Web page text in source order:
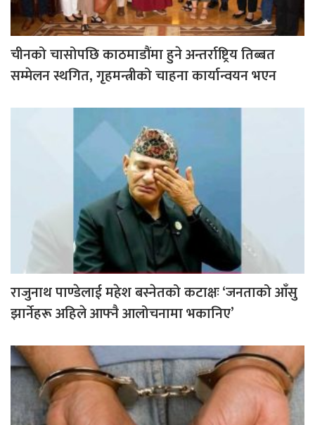
चीनको चासोपछि काठमाडौंमा हुने अन्तर्राष्ट्रिय तिब्बत
सम्मेलन स्थगित, गृहमन्त्रीको चाहना कार्यान्वयन भएन
राजुनाथ पाण्डेलाई महेश बस्नेतको कटाक्षः ‘जनताको आँसु
झार्नेहरू अहिले आफ्नै आलोचनामा भकानिए’